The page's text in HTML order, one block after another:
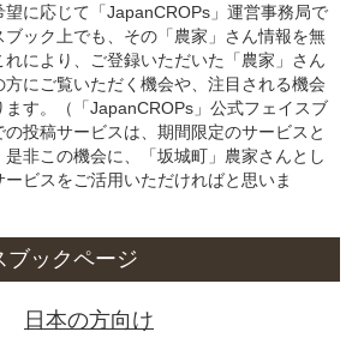
に応じて「JapanCROPs」運営事務局で
ック上でも、その「農家」さん情報を無
により、ご登録いただいた「農家」さん
にご覧いただく機会や、注目される機会
ます。（「JapanCROPs」公式フェイスブ
投稿サービスは、期間限定のサービスと
非この機会に、「坂城町」農家さんとし
ビスをご活用いただければと思いま
ブックページ
日本の方向け